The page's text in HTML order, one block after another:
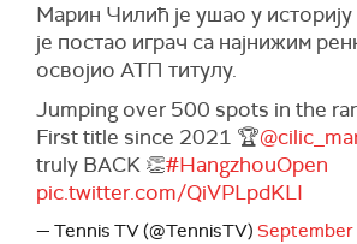
Марин Чилић је ушао у
је постао играч са најнижим
освојио АТП титулу.
Jumping over 500 spots in the
First title since 2021 🏆
truly BACK 👏#HangzhouOpen
pic.twitter.com/QiVPLpdKLI
— Tennis TV (@TennisTV) September